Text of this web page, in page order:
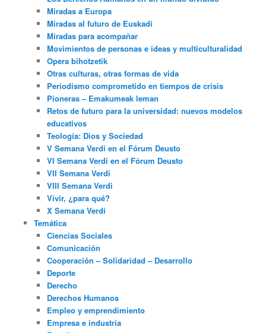
Miradas a Europa
Miradas al futuro de Euskadi
Miradas para acompañar
Movimientos de personas e ideas y multiculturalidad
Opera bihotzetik
Otras culturas, otras formas de vida
Periodismo comprometido en tiempos de crisis
Pioneras – Emakumeak leman
Retos de futuro para la universidad: nuevos modelos
educativos
Teología: Dios y Sociedad
V Semana Verdi en el Fórum Deusto
VI Semana Verdi en el Fórum Deusto
VII Semana Verdi
VIII Semana Verdi
Vivir, ¿para qué?
X Semana Verdi
Temática
Ciencias Sociales
Comunicación
Cooperación – Solidaridad – Desarrollo
Deporte
Derecho
Derechos Humanos
Empleo y emprendimiento
Empresa e industria